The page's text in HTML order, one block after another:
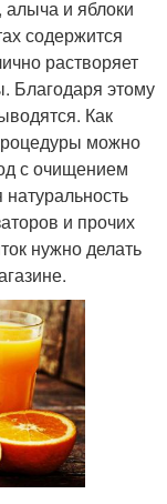
и яблоки
содержится
растворяет
Благодаря этому
Как
можно
с очищением
и прочих
нужно делать